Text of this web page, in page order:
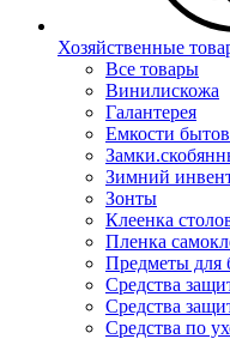
Хозяйственные
Все товары
Винилискожа
Галантерея
Емкости
Зимний
Зонты
Клеенка
Пленка
Предметы для
Средства
Средства
Средства по